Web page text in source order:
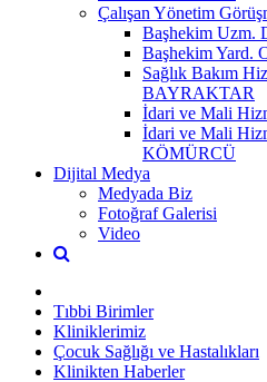
Çalışan Yönetim
Başhekim Uzm.
Başhekim Yard.
Sağlık Bakım
BAYRAKTAR
İdari ve Mali
İdari ve Mali
KÖMÜRCÜ
Dijital Medya
Medyada Biz
Fotoğraf Galerisi
Video
Tıbbi Birimler
Kliniklerimiz
Çocuk Sağlığı ve Hastalıkları
Klinikten Haberler